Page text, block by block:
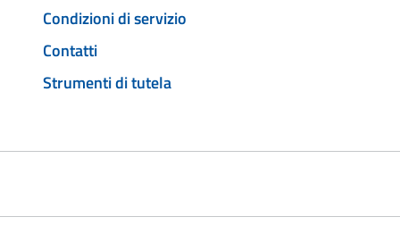
Condizioni di servizio
Contatti
Strumenti di tutela